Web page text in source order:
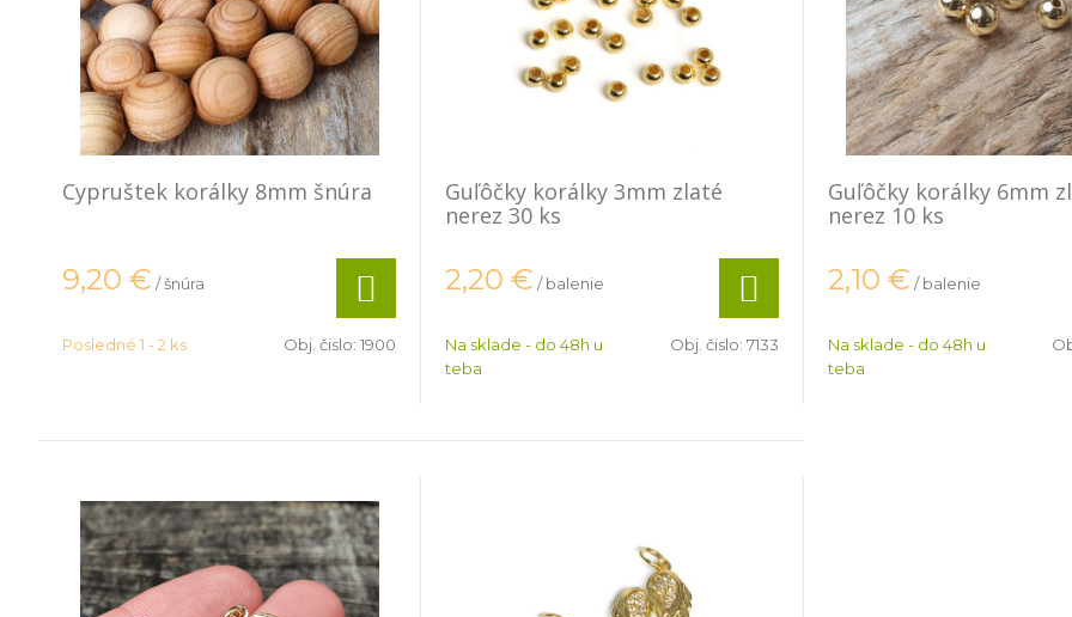
Cypruštek korálky 8mm šnúra
9,20 € / šnúra
Posledné 1 - 2 ks Obj. čislo: 1900
Guľôčky korálky 3mm zlaté
nerez 30 ks
2,20 € / balenie
Na sklade - do 48h u
teba
Obj. čislo: 7133
Guľôčky korálky 6mm
nerez 10 ks
2,10 € / balenie
Na sklade - do 48h u
teba